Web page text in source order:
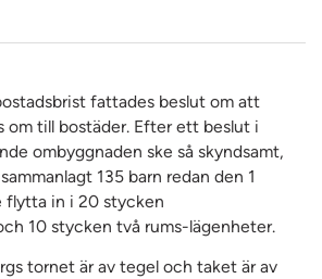
fattades beslut om att
om till bostäder. Efter ett beslut i
ombyggnaden ske så skyndsamt,
135 barn redan den 1
flytta in i 20 stycken
10 stycken två rums-lägenheter.
tornet är av tegel och taket är av